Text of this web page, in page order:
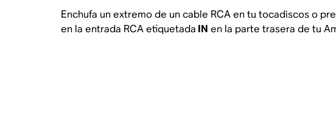
Enchufa un extremo de un cable RCA en tu tocadiscos o
en la entrada RCA etiquetada IN en la parte trasera de tu